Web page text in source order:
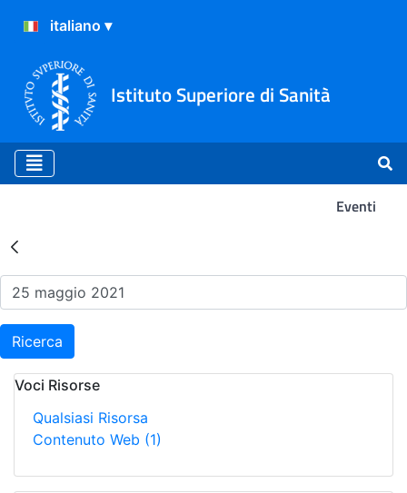
Istituto Superiore di Sanità
Eventi
Risultati della Ricerca -
Ricerca
Voci Risorse
Qualsiasi Risorsa
Contenuto Web (1)